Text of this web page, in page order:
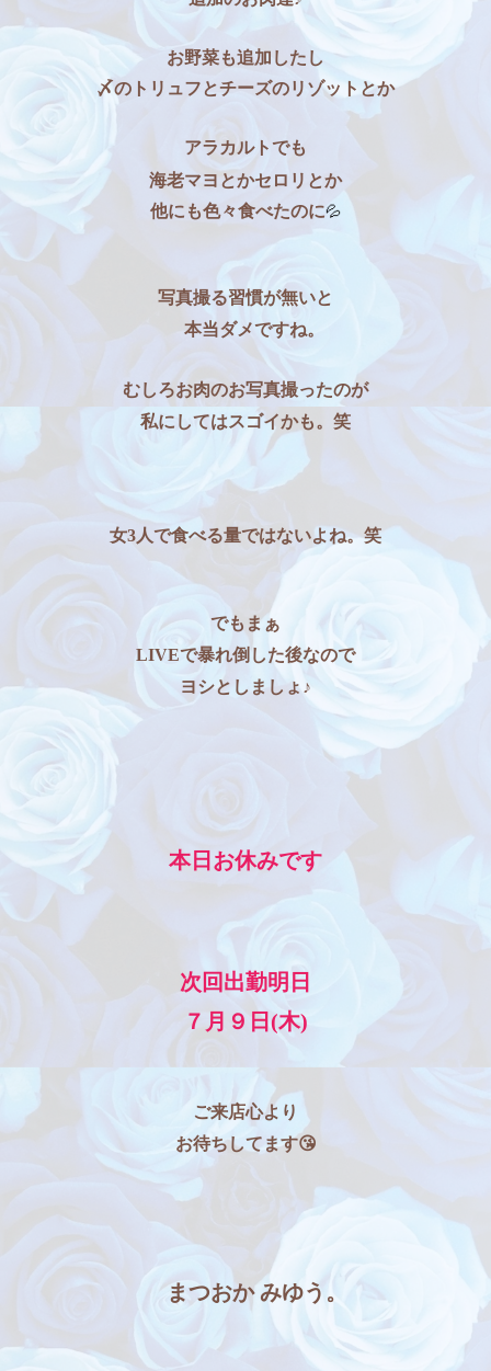
お野菜も追加したし
〆のトリュフとチーズのリゾットとか
アラカルトでも
海老マヨとかセロリとか
他にも色々食べたのに💦
写真撮る習慣が無いと
本当ダメですね。
むしろお肉のお写真撮ったのが
私にしてはスゴイかも。笑
女3人で食べる量ではないよね。笑
でもまぁ
LIVEで暴れ倒した後なので
ヨシとしましょ♪
本日お休みです
次回出勤明日
７月９日(木)
ご来店心より
お待ちしてます😘
まつおか みゆう。